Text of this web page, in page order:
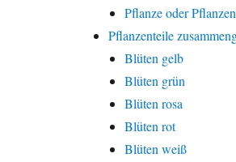
Pflanze oder
Pflanzenteile
Blüten gelb
Blüten grün
Blüten rosa
Blüten rot
Blüten weiß